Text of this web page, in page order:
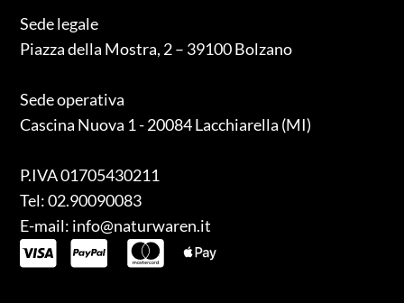
Sede legale
Piazza della Mostra, 2 – 39100 Bolzano
Sede operativa
Cascina Nuova 1 - 20084 Lacchiarella (MI)
P.IVA 01705430211
Tel: 02.90090083
E-mail: info@naturwaren.it